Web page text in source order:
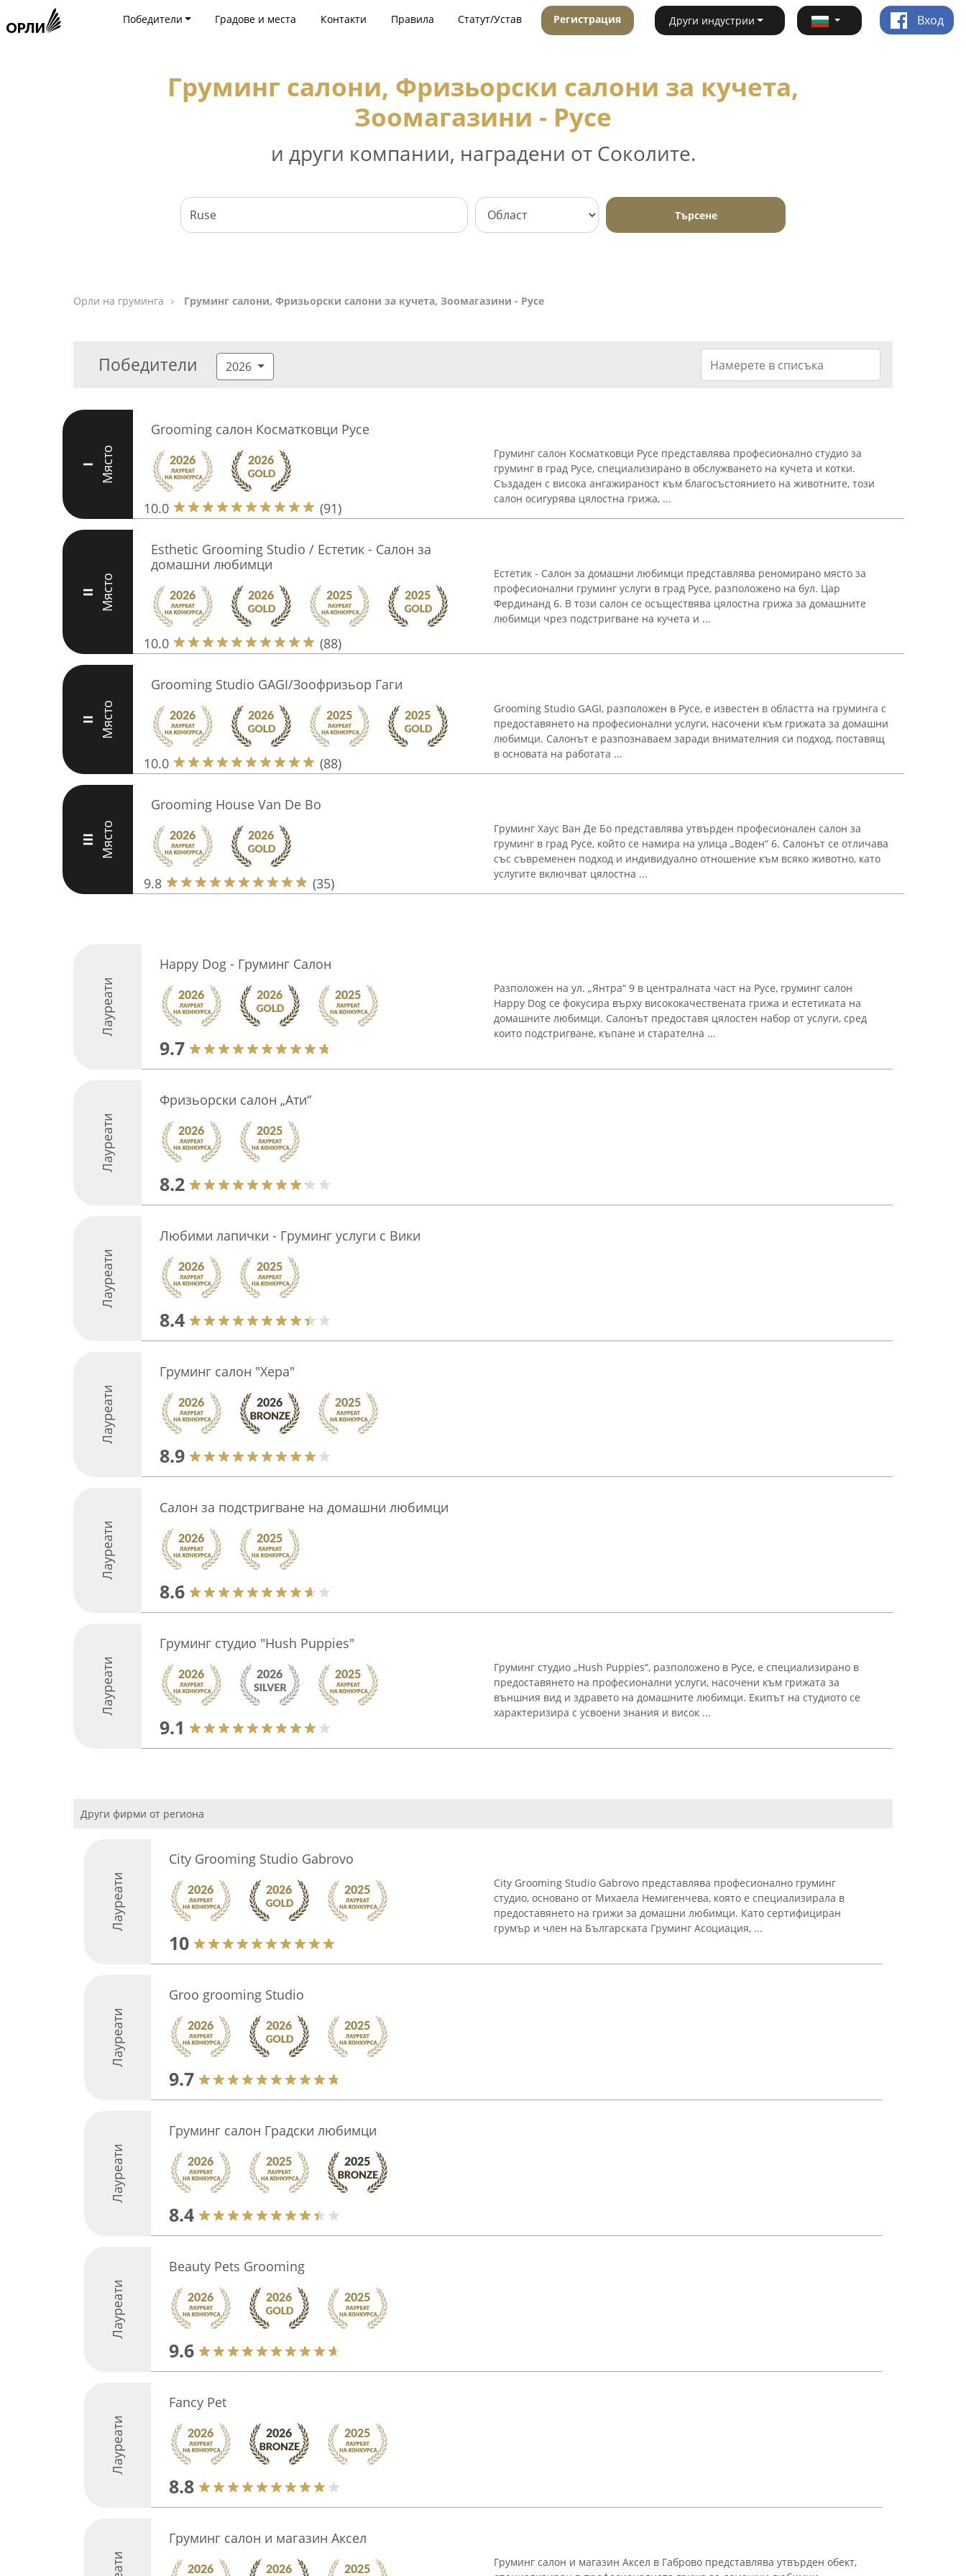
Победители Градове и места Контакти Правила Статут/Устав Регистрация Други индустрии Вход
Груминг салони, Фризьорски салони за кучета,
Зоомагазини - Русе
и други компании, наградени от Соколите.
Търсене
Орли на груминга Груминг салони, Фризьорски салони за кучета, Зоомагазини - Русе
Победители 2026
I Място
Grooming салон Косматковци Русе
10.0 (91)
Груминг салон Косматковци Русе представлява професионално студио за
груминг в град Русе, специализирано в обслужването на кучета и котки.
Създаден с висока ангажираност към благосъстоянието на животните, този
салон осигурява цялостна грижа, ...
II Място
Esthetic Grooming Studio / Естетик - Салон за
домашни любимци
10.0 (88)
Естетик - Салон за домашни любимци представлява реномирано място за
професионални груминг услуги в град Русе, разположено на бул. Цар
Фердинанд 6. В този салон се осъществява цялостна грижа за домашните
любимци чрез подстригване на кучета и ...
II Място
Grooming Studio GAGI/Зоофризьор Гаги
10.0 (88)
Grooming Studio GAGI, разположен в Русе, е известен в областта на груминга с
предоставянето на професионални услуги, насочени към грижата за домашни
любимци. Салонът е разпознаваем заради внимателния си подход, поставящ
в основата на работата ...
III Място
Grooming House Van De Bo
9.8 (35)
Груминг Хаус Ван Де Бо представлява утвърден професионален салон за
груминг в град Русе, който се намира на улица „Воден“ 6. Салонът се отличава
със съвременен подход и индивидуално отношение към всяко животно, като
услугите включват цялостна ...
Лауреати
Happy Dog - Груминг Салон
9.7
Разположен на ул. „Янтра“ 9 в централната част на Русе, груминг салон
Happy Dog се фокусира върху висококачествената грижа и естетиката на
домашните любимци. Салонът предоставя цялостен набор от услуги, сред
които подстригване, къпане и старателна ...
Лауреати
Фризьорски салон „Ати“
8.2
Лауреати
Любими лапички - Груминг услуги с Вики
8.4
Лауреати
Груминг салон "Хера"
8.9
Лауреати
Салон за подстригване на домашни любимци
8.6
Лауреати
Груминг студио "Hush Puppies"
9.1
Груминг студио „Hush Puppies“, разположено в Русе, е специализирано в
предоставянето на професионални услуги, насочени към грижата за
външния вид и здравето на домашните любимци. Екипът на студиото се
характеризира с усвоени знания и висок ...
Други фирми от региона
Лауреати
City Grooming Studio Gabrovo
10
City Grooming Studio Gabrovo представлява професионално груминг
студио, основано от Михаела Немигенчева, която е специализирала в
предоставянето на грижи за домашни любимци. Като сертифициран
грумър и член на Българската Груминг Асоциация, ...
Лауреати
Groo grooming Studio
9.7
Лауреати
Груминг салон Градски любимци
8.4
Лауреати
Beauty Pets Grooming
9.6
Лауреати
Fancy Pet
8.8
Груминг салон и магазин Aксел
Груминг салон и магазин Аксел в Габрово представлява утвърден обект,